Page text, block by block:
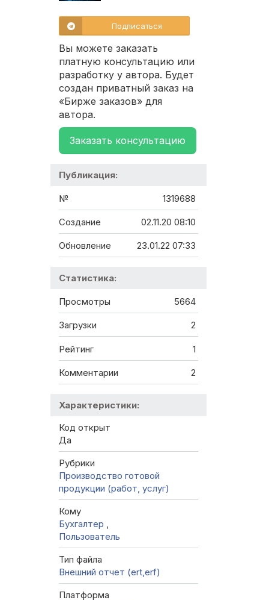
Подписаться
Вы можете заказать
платную консультацию или
разработку у автора. Будет
создан приватный заказ на
«Бирже заказов» для
автора.
Заказать консультацию
Публикация:
№ 1319688
Создание 02.11.20 08:10
Обновление 23.01.22 07:33
Статистика:
Просмотры 5664
Загрузки 2
Рейтинг 1
Комментарии 2
Характеристики:
Код открыт
Да
Рубрики
Производство готовой
продукции (работ, услуг)
Кому
Бухгалтер ,
Пользователь
Тип файла
Внешний отчет (ert,erf)
Платформа